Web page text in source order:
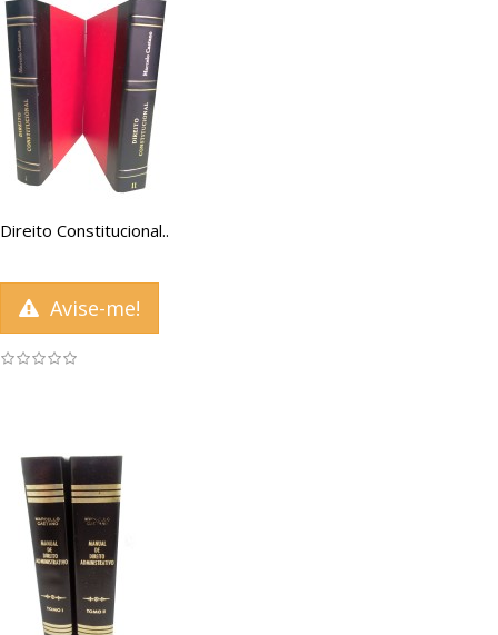
Direito Constitucional..
Avise-me!